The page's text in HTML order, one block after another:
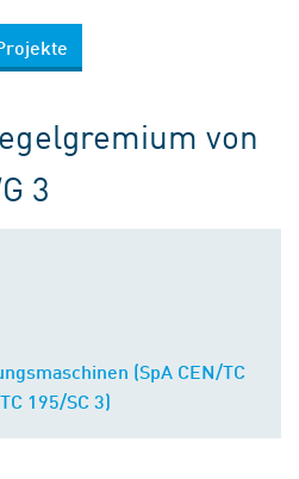
von
3
(SpA CEN/TC
195/SC 3)